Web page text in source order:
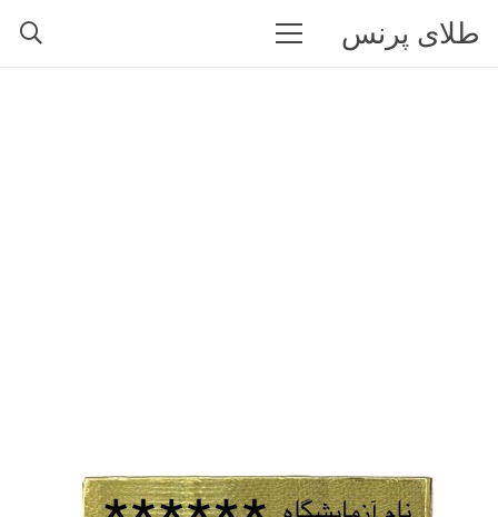
طلای پرنس